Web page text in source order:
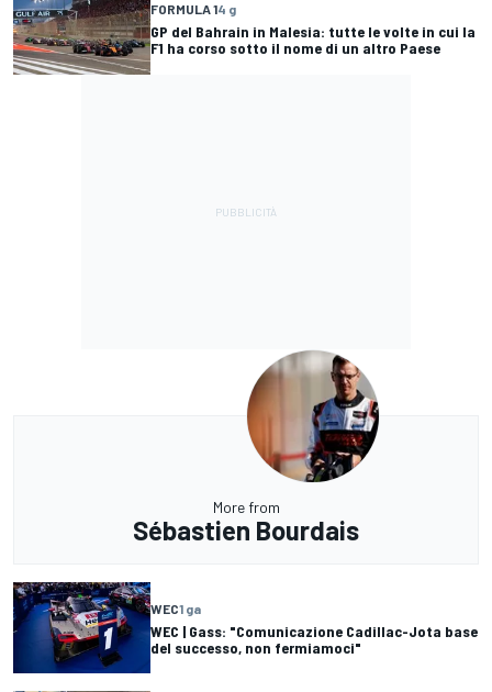
FORMULA 14 g
GP del Bahrain in Malesia: tutte le volte in cui la
F1 ha corso sotto il nome di un altro Paese
More from
Sébastien Bourdais
WEC1 ga
WEC | Gass: "Comunicazione Cadillac-Jota base
del successo, non fermiamoci"